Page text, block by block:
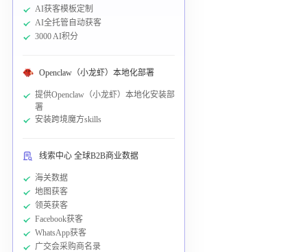
AI获客模板定制
AI全托管自动获客
3000 AI积分
Openclaw（小龙虾）本地化部署
提供Openclaw（小龙虾）本地化安装部
署
安装跨境魔方skills
线索中心 全球B2B商业数据
海关数据
地图获客
领英获客
Facebook获客
WhatsApp获客
广交会采购商名录